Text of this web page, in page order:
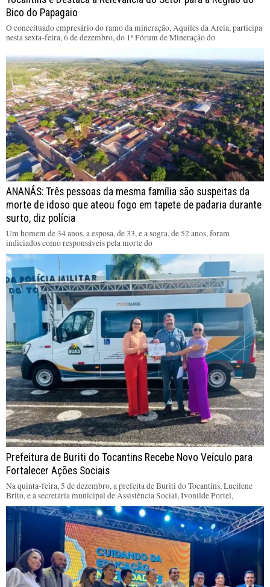
Bico do Papagaio
O conceituado empresário do ramo da mineração, Aquiles da Areia, participa
nesta sexta-feira, 6 de dezembro, do 1º Fórum de Mineração do
ANANÁS: Três pessoas da mesma família são suspeitas da
morte de idoso que ateou fogo em tapete de padaria durante
surto, diz polícia
Um homem de 34 anos, a esposa, de 33, e a sogra, de 52 anos, foram
indiciados como responsáveis pela morte do
Prefeitura de Buriti do Tocantins Recebe Novo Veículo para
Fortalecer Ações Sociais
Na quinta-feira, 5 de dezembro, a prefeita de Buriti do Tocantins, Lucilene
Brito, e a secretária municipal de Assistência Social, Ivonilde Portel,